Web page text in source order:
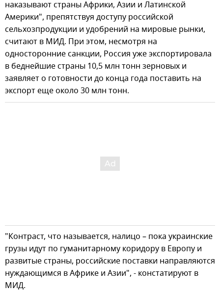
наказывают страны Африки, Азии и Латинской
Америки", препятствуя доступу российской
сельхозпродукции и удобрений на мировые рынки,
считают в МИД. При этом, несмотря на
односторонние санкции, Россия уже экспортировала
в беднейшие страны 10,5 млн тонн зерновых и
заявляет о готовности до конца года поставить на
экспорт еще около 30 млн тонн.
"Контраст, что называется, налицо – пока украинские
грузы идут по гуманитарному коридору в Европу и
развитые страны, российские поставки направляются
нуждающимся в Африке и Азии", - констатируют в
МИД.